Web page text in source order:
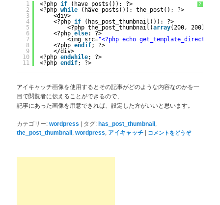
?
1
2
3
4
5
6
7
8
9
10
11
<?php if
(have_posts()): ?>
<?php while
(have_posts()): the_post(); ?>
<div>
<?php if
(has_post_thumbnail()): ?>
<?php the_post_thumbnail(array(200, 200),
<?php else: ?>
<img src="<?php echo
<?php endif; ?>
</div>
<?php endwhile; ?>
<?php endif; ?>
アイキャッチ画像を使用するとその記事がどのような内容なのかを一
目で閲覧者に伝えることができるので、
記事にあった画像を用意できれば、設定した方がいいと思います。
カテゴリー: wordpress | タグ: has_post_thumbnail
the_post_thumbnail ,wordpress アイキャッチ | コメントをどうぞ